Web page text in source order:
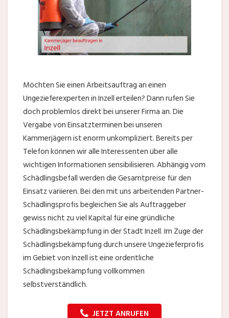
Möchten Sie einen Arbeitsauftrag an einen
Ungezieferexperten in Inzell erteilen? Dann rufen Sie
doch problemlos direkt bei unserer Firma an. Die
Vergabe von Einsatzterminen bei unseren
Kammerjägern ist enorm unkompliziert. Bereits per
Telefon können wir alle Interessenten über alle
wichtigen Informationen sensibilisieren. Abhängig vom
Schädlingsbefall werden die Gesamtpreise für den
Einsatz variieren. Bei den mit uns arbeitenden Partner-
Schädlingsprofis begleichen Sie als Auftraggeber
gewiss nicht zu viel Kapital für eine gründliche
Schädlingsbekämpfung in der Stadt Inzell. Im Zuge der
Schädlingsbekämpfung durch unsere Ungezieferprofis
im Gebiet von Inzell ist eine ordentliche
Schädlingsbekämpfung vollkommen
selbstverständlich.
JETZT ANRUFEN